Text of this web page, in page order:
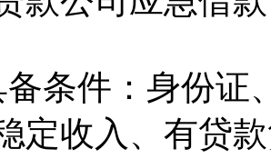
备条件：身份证
定收入、有贷